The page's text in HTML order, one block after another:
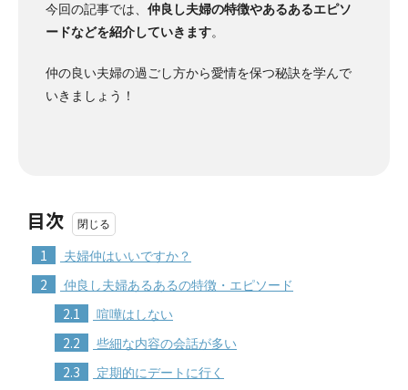
今回の記事では、 仲良し夫婦の特徴やあるあるエピソ
ードなどを紹介していきます。
仲の良い夫婦の過ごし方から愛情を保つ秘訣を学んで
いきましょう！
目次
1 夫婦仲はいいですか？
2 仲良し夫婦あるあるの特徴・エピソード
2.1 喧嘩はしない
2.2 些細な内容の会話が多い
2.3 定期的にデートに行く